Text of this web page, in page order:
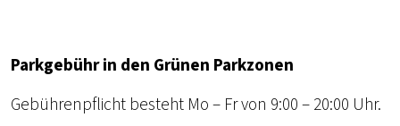
Parkgebühr in den Grünen Parkzonen
Gebührenpflicht besteht Mo – Fr von 9:00 – 20:00 Uhr.